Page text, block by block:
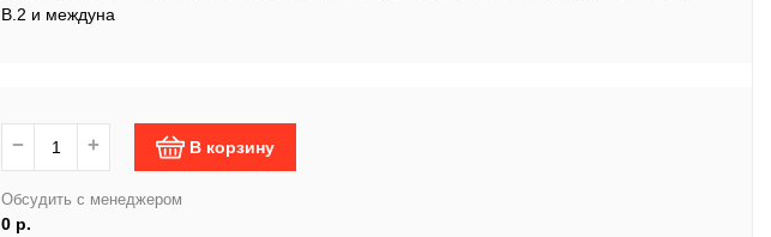
B.2 и междуна
− + В корзину
Обсудить с менеджером
0 р.